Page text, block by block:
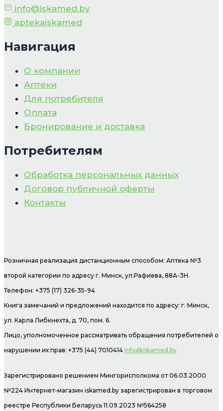
info@iskamed.by
aptekaiskamed
Навигация
О компании
Аптеки
Для потребителя
Оплата
Бронирование и доставка
Потребителям
Обработка персональных данных
Договор публичной оферты
Контакты
Розничная реализация дистанционным способом: Аптека №3
второй категории по адресу г. Минск, ул.Рафиева, 88А-3Н.
Телефон: +375 (17) 326-35-94
Книга замечаний и предложений находится по адресу: г. Минск,
ул. Карла Либкнехта, д. 70, пом. 6.
Лицо, уполномоченное рассматривать обращения потребителей о
нарушении их прав: +375 (44) 7010414 info@iskamed.by
Зарегистрировано решением Мингорисполкома от 06.03.2000
№224 Интернет-магазин iskamed.by зарегистрирован в торговом
реестре Республики Беларусь 11.09.2023 №564258